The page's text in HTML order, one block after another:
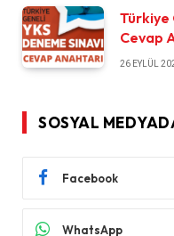
Türkiye
Cevap
26 EYLÜL
SOSYAL
Facebook
WhatsApp